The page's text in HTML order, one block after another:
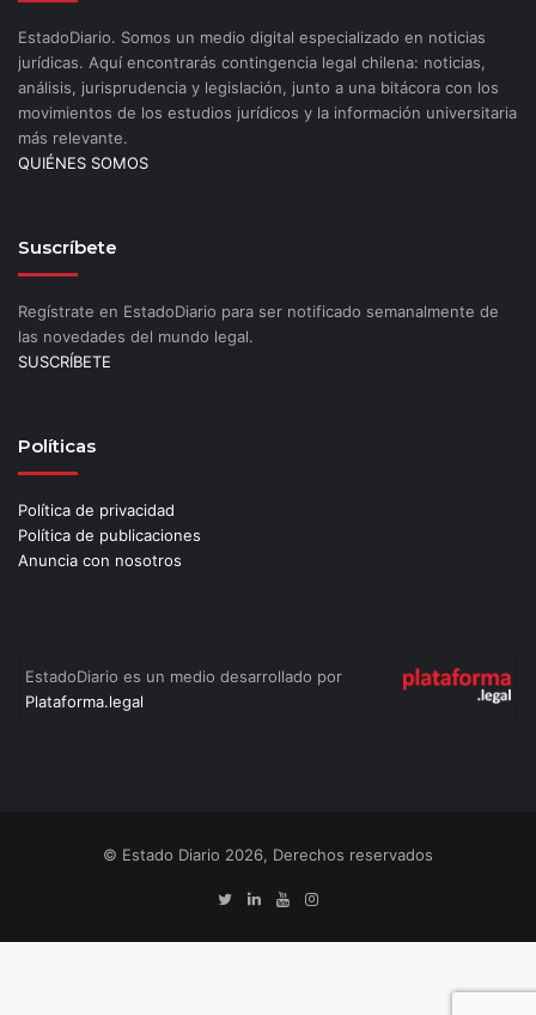
EstadoDiario. Somos un medio digital especializado en noticias
jurídicas. Aquí encontrarás contingencia legal chilena: noticias,
análisis, jurisprudencia y legislación, junto a una bitácora con los
movimientos de los estudios jurídicos y la información universitaria
más relevante.
QUIÉNES SOMOS
Suscríbete
Regístrate en EstadoDiario para ser notificado semanalmente de
las novedades del mundo legal.
SUSCRÍBETE
Políticas
Política de privacidad
Política de publicaciones
Anuncia con nosotros
EstadoDiario es un medio desarrollado por
Plataforma.legal
© Estado Diario 2026, Derechos reservados